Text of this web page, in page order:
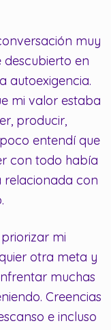
muy
en
autoexigencia.
mi valor estaba
producir,
entendí que
con todo había
relacionada con
mi
otra meta y
muchas
Creencias
e incluso